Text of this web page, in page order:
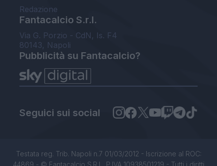
Redazione
Fantacalcio S.r.l.
Via G. Porzio - CdN, Is. F4
80143, Napoli
Pubblicità su Fantacalcio?
Seguici sui social
Testata reg. Trib. Napoli n.7 01/03/2012 - Iscrizione al ROC:
44869 - © Fantacalcio S.R.L. P.IVA 10938501219 - Tutti i diritti